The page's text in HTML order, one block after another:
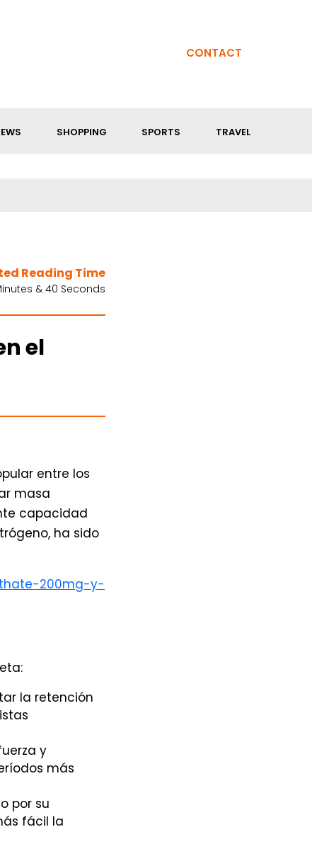
CONTACT
SHOPPING SPORTS TRAVEL
Reading Time
& 40 Seconds
el
entre los
masa
capacidad
ha sido
200mg-y-
la retención
y
más
por su
fácil la